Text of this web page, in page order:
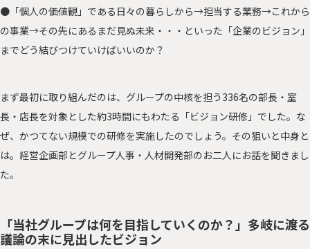
●「個人の価値観」である日々の暮らしから→担当する業務→これから
の事業→その先にあるまだ見ぬ未来・・・といった「企業のビジョン」
までどう結びつけていけばいいのか？
まず最初に取り組んだのは、グループの中核を担う336名の部長・室
長・店長を対象とした約3時間にもわたる「ビジョン研修」でした。な
ぜ、かつてない規模での研修を実施したのでしょう。その狙いと中身と
は。経営企画部とグループ人事・人材開発部のお二人にお話を聞きまし
た。
「当社グループは何を目指していくのか？」多岐に渡る
議論の末に見出したビジョン